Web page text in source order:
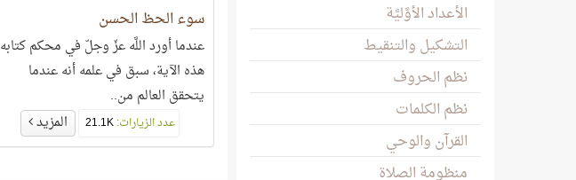
الأعداد الأوَّليَّة
التشكيل والتنقيط
نظم الحروف
نظم الكلمات
القرآن والوحي
منظومة الصلاة
سوء الحظ الحسن
عندما أورد اللَّه عزّ وجلّ في محكم كتابه
هذه الآية، سبق في علمه أنه عندما
يتحقق العالم من..
عدد الزيارات: المزيد